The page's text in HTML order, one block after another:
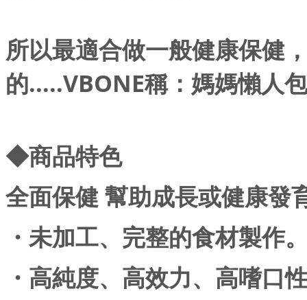
所以最適合做一般健康保健
的.....VBONE稱：媽媽懶人包
◆商品特色
全面保健 幫助成長或健康發
・未加工、完整的食材製作
・高純度、高效力、高嗜口